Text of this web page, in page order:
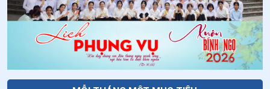
39.Ngày 16/6 - Các Thánh: Đa Minh Nguyên - Đa Minh
Nhi - Đa Minh Ng. Đức Mạo - Vincentê Tương - Anrê
Tường
Ngày 13/6 - Thánh Antôn Pađôva